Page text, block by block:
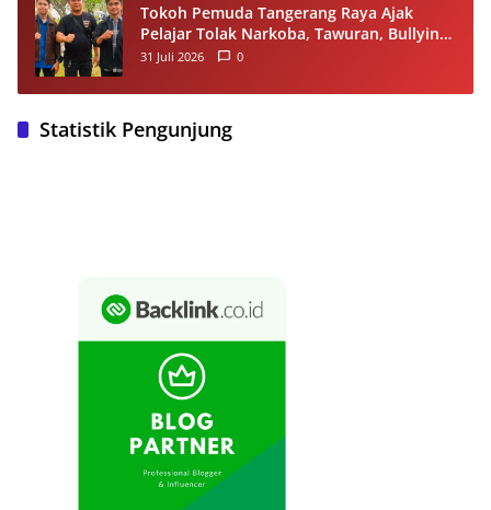
Tokoh Pemuda Tangerang Raya Ajak
Pelajar Tolak Narkoba, Tawuran, Bullying
dan Miras
31 Juli 2026 0
Statistik Pengunjung